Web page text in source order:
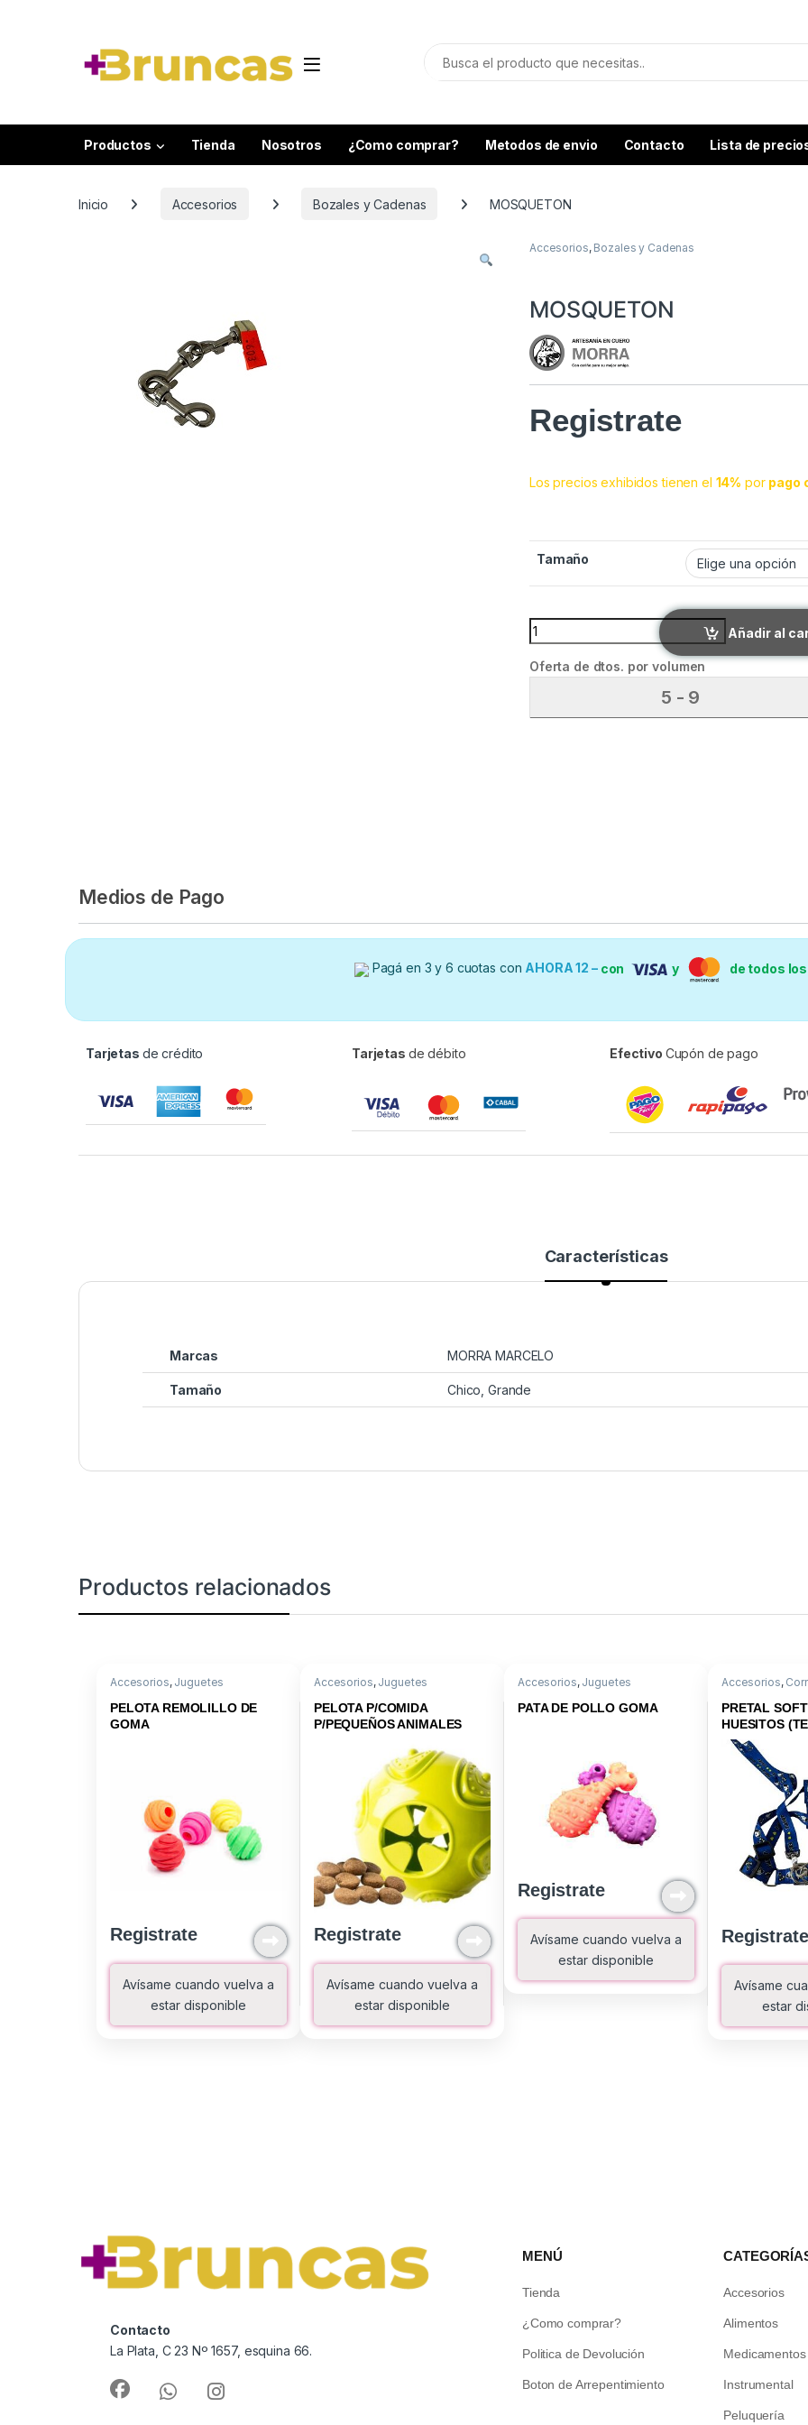
Productos Tienda Nosotros ¿Como comprar? Metodos de envio Contacto Lista de
Inicio Accesorios Bozales y Cadenas MOSQUETON
Accesorios, Bozales y Cadenas
MOSQUETON
Registrate
Los precios exhibidos tienen el 14% por pago
Tamaño
MOSQUETON quantity
Añadir al
Oferta de dtos. por volumen
5 - 9
Medios de Pago
Pagá en 3 y 6 cuotas con AHORA 12 – con y de todos
Tarjetas de crédito Tarjetas de débito Efectivo Cupón de pago
Características
Marcas MORRA MARCELO
Tamaño Chico, Grande
Productos relacionados
Accesorios, Juguetes
PELOTA REMOLILLO DE
GOMA
Registrate
Avísame cuando vuelva a
estar disponible
Accesorios, Juguetes
PELOTA P/COMIDA
P/PEQUEÑOS ANIMALES
Registrate
Avísame cuando vuelva a
estar disponible
Accesorios, Juguetes
PATA DE POLLO GOMA
Registrate
Avísame cuando vuelva a
estar disponible
Accesorios,
PRETAL
HUESITOS
Registrate
Avísame
estar
Contacto
La Plata, C 23 Nº 1657, esquina 66.
MENÚ
Tienda
¿Como comprar?
Politica de Devolución
Boton de Arrepentimiento
Accesorios
Alimentos
Medicamentos
Instrumental
Peluquería